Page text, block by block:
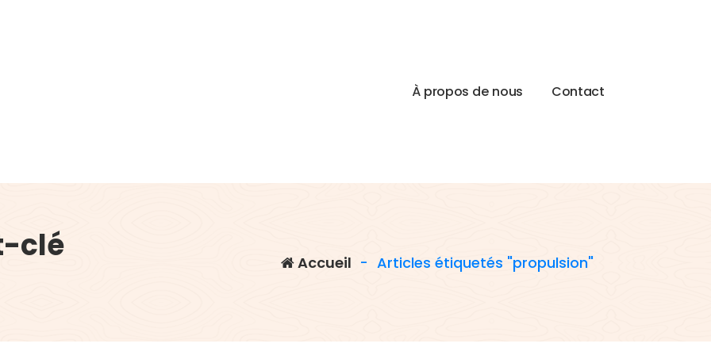
À propos de nous Contact
clé
Accueil - Articles étiquetés "propulsion"